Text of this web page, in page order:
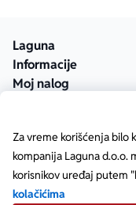
Za vreme korišćenja bilo
kompanija Laguna d.o.o.
korisnikov uređaj putem
kolačićima
Laguna
Informacije
Moj nalog